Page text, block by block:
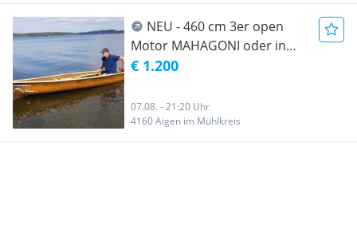
NEU - 460 cm 3er open
Motor MAHAGONI oder in
braun Kanu Kanadier
Paddelboot Ruderboot Kajak
Motorboot Motorkanu mit
Motorspiegel
€ 1.200
07.08. - 21:20 Uhr
4160 Aigen im Mühlkreis